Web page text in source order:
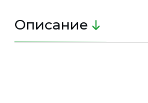
Описание